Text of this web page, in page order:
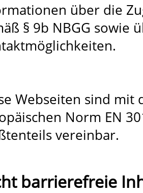
über die
§ 9b NBGG sowie
Webseiten sind
Norm EN
vereinbar.
barrierefreie